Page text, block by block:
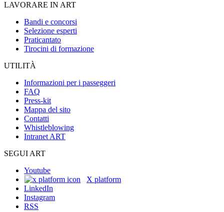
LAVORARE IN ART
Bandi e concorsi
Selezione esperti
Praticantato
Tirocini di formazione
UTILITÀ
Informazioni per i passeggeri
FAQ
Press-kit
Mappa del sito
Contatti
Whistleblowing
Intranet ART
SEGUI ART
Youtube
X platform
LinkedIn
Instagram
RSS